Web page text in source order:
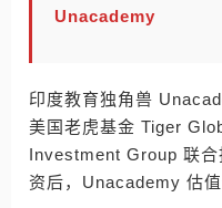
Unacademy
印度教育独角兽
美国老虎基金 Tiger
Investment Group 联合
资后，Unacademy 估值